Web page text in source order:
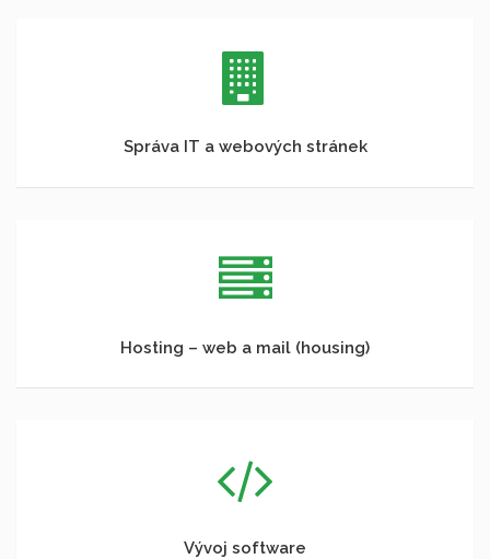
Správa IT a webových stránek
Hosting – web a mail (housing)
Vývoj software